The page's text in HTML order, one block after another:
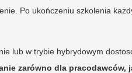
Po ukończeniu szkolenia
lub w trybie hybrydowym
zarówno dla